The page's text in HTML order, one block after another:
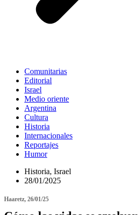
Comunitarias
Editorial
Israel
Medio oriente
Argentina
Cultura
Historia
Internacionales
Reportajes
Humor
Historia, Israel
28/01/2025
Haaretz, 26/01/25